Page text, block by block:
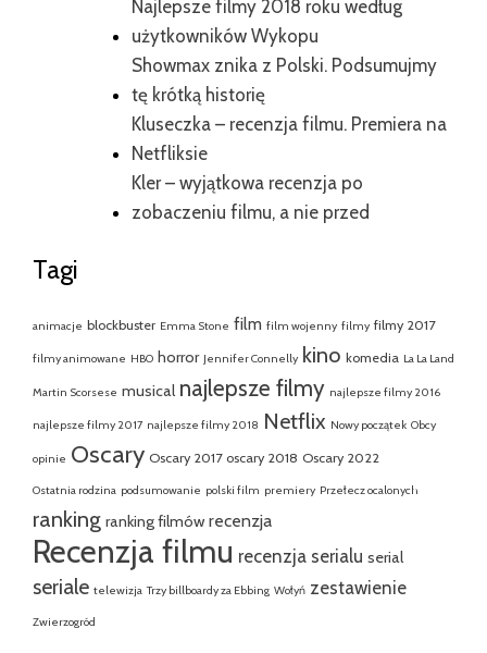
Najlepsze filmy 2018 roku według
użytkowników Wykopu
Showmax znika z Polski. Podsumujmy
tę krótką historię
Kluseczka – recenzja filmu. Premiera na
Netfliksie
Kler – wyjątkowa recenzja po
zobaczeniu filmu, a nie przed
Tagi
animacje blockbuster Emma Stone film film wojenny filmy filmy 2017
filmy animowane HBO horror Jennifer Connelly kino komedia La La Land
Martin Scorsese musical najlepsze filmy najlepsze filmy 2016
najlepsze filmy 2017 najlepsze filmy 2018 Netflix Nowy początek Obcy
opinie Oscary Oscary 2017 oscary 2018 Oscary 2022
Ostatnia rodzina podsumowanie polski film premiery Przełecz ocalonych
ranking ranking filmów recenzja
Recenzja filmu recenzja serialu serial
seriale telewizja Trzy billboardy za Ebbing Wołyń zestawienie
Zwierzogród